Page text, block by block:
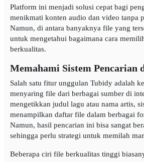
Platform ini menjadi solusi cepat bagi
menikmati konten audio dan video tanpa
Namun, di antara banyaknya file yang
untuk mengetahui bagaimana cara
berkualitas.
Memahami Sistem Pencarian
Salah satu fitur unggulan Tubidy adalah
menyaring file dari berbagai sumber di
mengetikkan judul lagu atau nama artis,
menampilkan daftar file dalam berbagai
Namun, hasil pencarian ini bisa sangat
sehingga perlu strategi untuk memilah
Beberapa ciri file berkualitas tinggi